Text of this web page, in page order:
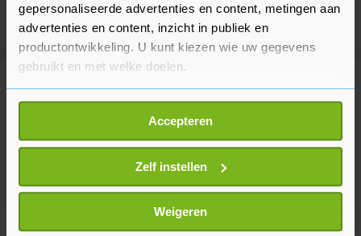
gepersonaliseerde advertenties en content, metingen aan
advertenties en content, inzicht in publiek en
productontwikkeling. U kunt kiezen wie uw gegevens
gebruikt en met welke doelen.
Als u het toestaat, willen we ook graag:
Informatie verzamelen over uw geografische
locatie, die tot een paar meter nauwkeurig kan zijn
Uw apparaat identificeren door het actief te
scannen op specifieke eigenschappen (fingerprinting)
Lees meer over hoe uw persoonlijke gegevens worden
verwerkt en stel uw voorkeuren in het
Accepteren
Zelf instellen
Weigeren
Meer uit Voetbal
Inter Miami verliest zonder
afwezige Messi van Monterrey
2 uur geleden